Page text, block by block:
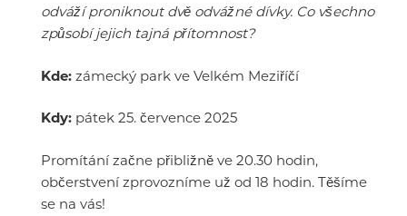
odváží proniknout dvě odvážné dívky. Co všechno
způsobí jejich tajná přítomnost?
Kde: zámecký park ve Velkém Meziříčí
Kdy: pátek 25. července 2025
Promítání začne přibližně ve 20.30 hodin,
občerstvení zprovozníme už od 18 hodin. Těšíme
se na vás!